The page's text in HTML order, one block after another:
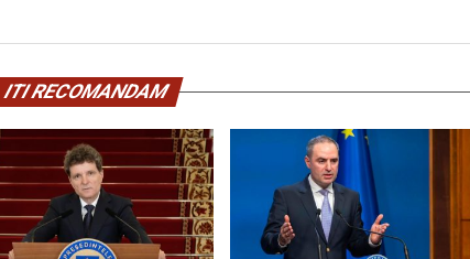
ITI RECOMANDAM